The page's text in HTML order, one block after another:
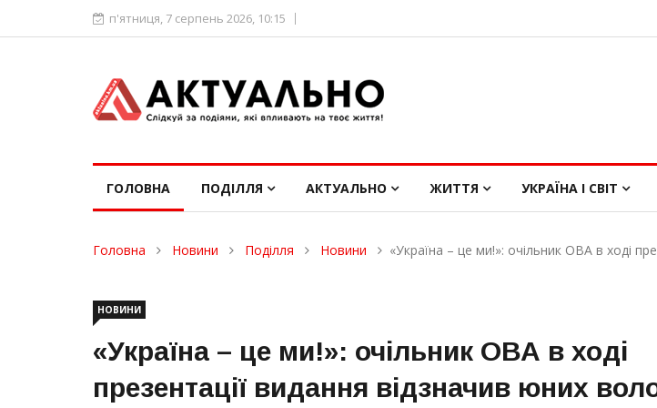
п'ятниця, 7 серпень 2026, 10:15
ГОЛОВНА ПОДІЛЛЯ АКТУАЛЬНО ЖИТТЯ УКРАЇНА І СВІТ
Головна Новини Поділля Новини «Україна – це ми!»: очільник ОВА в ході
НОВИНИ
«Україна – це ми!»: очільник ОВА в ході
презентації видання відзначив юних